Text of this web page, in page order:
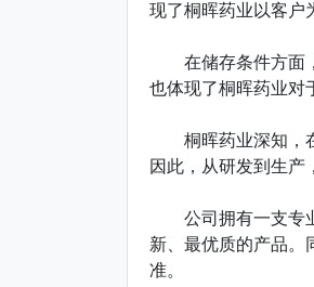
现了桐晖药业以客户
在储存条件方面，
也体现了桐晖药业对
桐晖药业深知，在
因此，从研发到生产
公司拥有一支专业
新、最优质的产品。
准。